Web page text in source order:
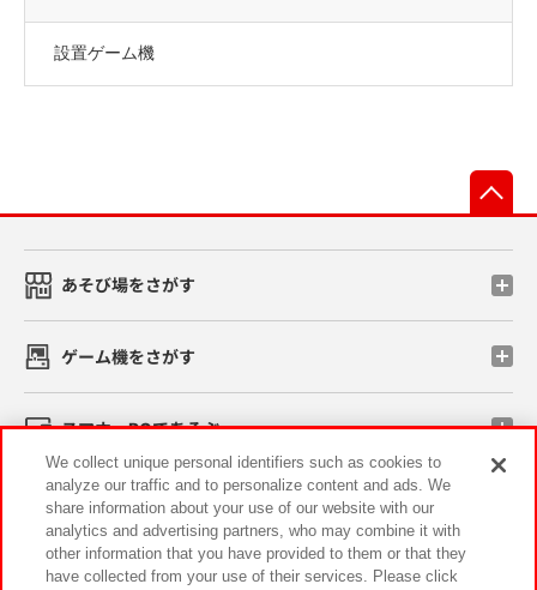
設置ゲーム機
あそび場をさがす
ゲーム機をさがす
スマホ・PCであそぶ
イベント・キャンペーン
We collect unique personal identifiers such as cookies to
analyze our traffic and to personalize content and ads. We
share information about your use of our website with our
analytics and advertising partners, who may combine it with
other information that you have provided to them or that they
have collected from your use of their services. Please click